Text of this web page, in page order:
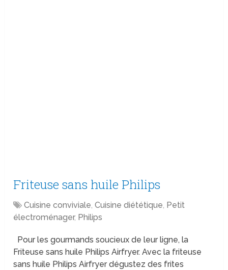
Friteuse sans huile Philips
Cuisine conviviale,Cuisine diététique, Petit
électroménager, Philips
Pour les gourmands soucieux de leur ligne, la
Friteuse sans huile Philips Airfryer. Avec la friteuse
sans huile Philips Airfryer dégustez des frites